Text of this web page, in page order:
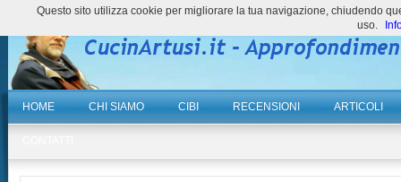
HOME CHI SIAMO CIBI RECENSIONI ARTICOLI
Questo sito utilizza cookie per migliorare la tua navigazione, chiudendo
uso.